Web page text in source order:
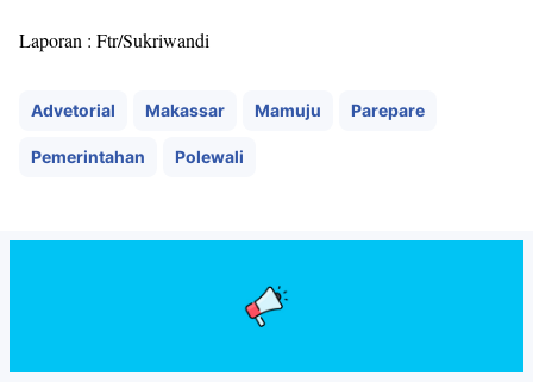
Laporan : Ftr/Sukriwandi
Advetorial Makassar Mamuju Parepare
Pemerintahan Polewali